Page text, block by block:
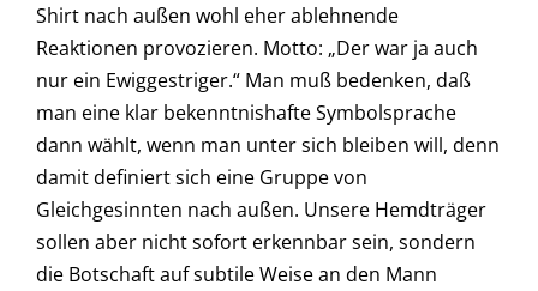
Shirt nach außen wohl eher ablehnende
Reaktionen provozieren. Motto: „Der war ja auch
nur ein Ewiggestriger.“ Man muß bedenken, daß
man eine klar bekenntnishafte Symbolsprache
dann wählt, wenn man unter sich bleiben will, denn
damit definiert sich eine Gruppe von
Gleichgesinnten nach außen. Unsere Hemdträger
sollen aber nicht sofort erkennbar sein, sondern
die Botschaft auf subtile Weise an den Mann